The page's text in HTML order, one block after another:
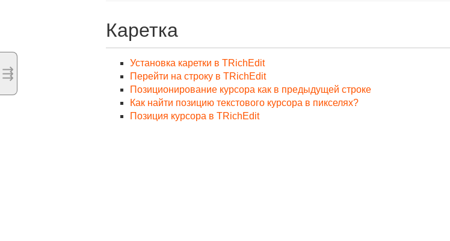
⇶
Каретка
Установка каретки в TRichEdit
Перейти на строку в TRichEdit
Позиционирование курсора как в предыдущей строке
Как найти позицию текстового курсора в пикселях?
Позиция курсора в TRichEdit